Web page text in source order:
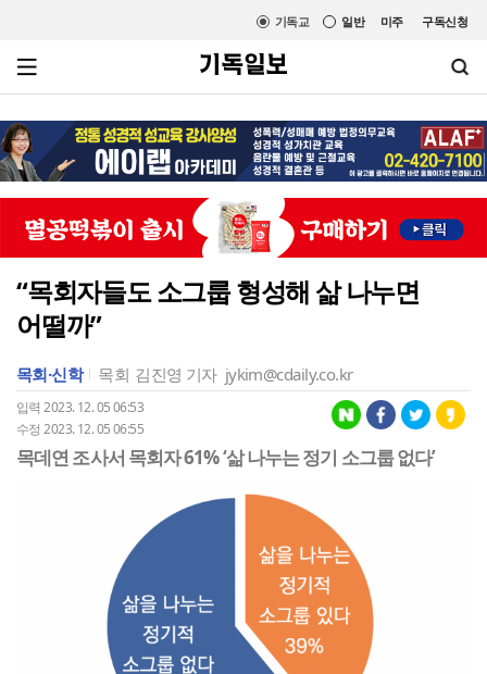
미주 구독신청
일반
기독교
“목회자들도 소그룹 형성해 삶 나누면
어떨까”
목회·신학 목회 김진영 기자 jykim@cdaily.co.kr
입력 2023. 12. 05 06:53
수정 2023. 12. 05 06:55
목데연 조사서 목회자 61% ‘삶 나누는 정기 소그룹 없다’